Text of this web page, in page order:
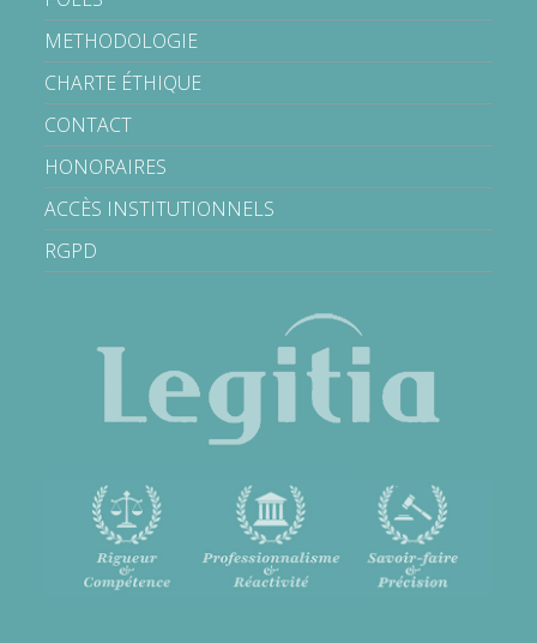
METHODOLOGIE
CHARTE ÉTHIQUE
CONTACT
HONORAIRES
ACCÈS INSTITUTIONNELS
RGPD